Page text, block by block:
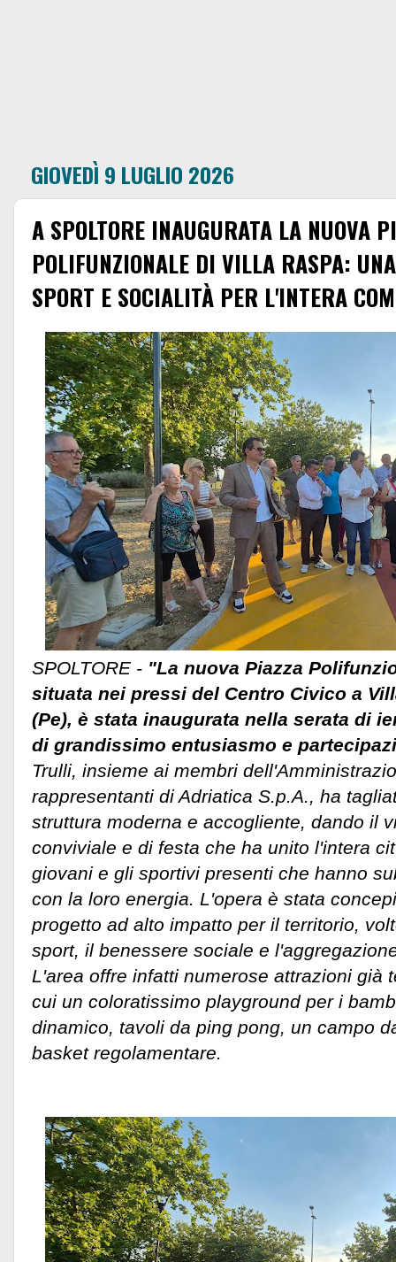
GIOVEDÌ 9 LUGLIO 2026
A SPOLTORE INAUGURATA LA NUOVA
POLIFUNZIONALE DI VILLA RASPA:
SPORT E SOCIALITÀ PER L'INTERA
SPOLTORE - "La nuova Piazza
situata nei pressi del Centro Civico a
(Pe), è stata inaugurata nella serata di
di grandissimo entusiasmo e
Trulli, insieme ai membri
rappresentanti di Adriatica S.p.A., ha
struttura moderna e accogliente, dando il
conviviale e di festa che ha unito l'intera
giovani e gli sportivi presenti che hanno
con la loro energia. L'opera è stata
progetto ad alto impatto per il territorio,
sport, il benessere sociale e
L'area offre infatti numerose attrazioni già
cui un coloratissimo playground per i
dinamico, tavoli da ping pong, un campo
basket regolamentare.